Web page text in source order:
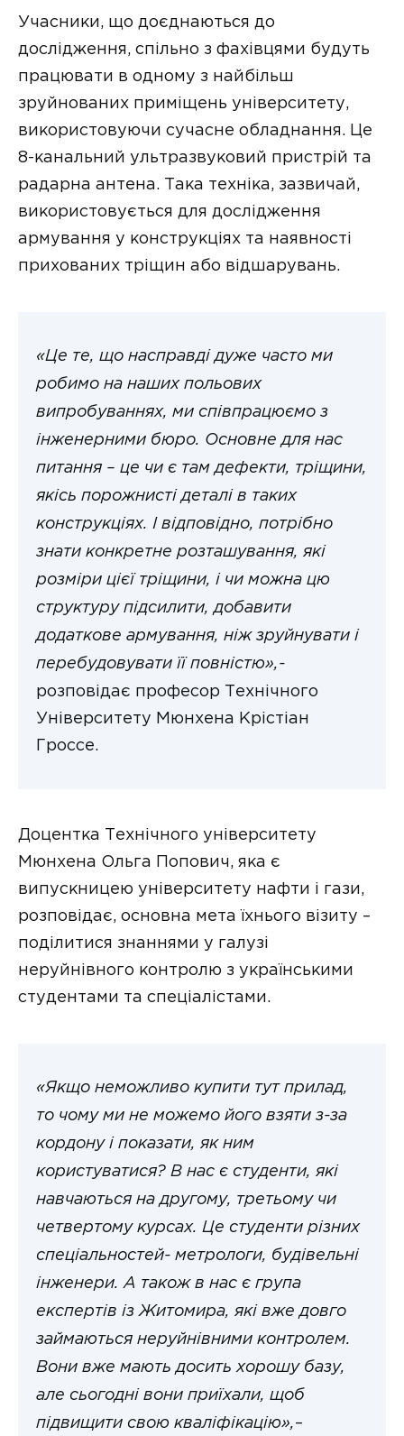
Учасники, що доєднаються до
дослідження, спільно з фахівцями будуть
працювати в одному з найбільш
зруйнованих приміщень університету,
використовуючи сучасне обладнання. Це
8-канальний ультразвуковий пристрій та
радарна антена. Така техніка, зазвичай,
використовується для дослідження
армування у конструкціях та наявності
прихованих тріщин або відшарувань.
«Це те, що насправді дуже часто ми
робимо на наших польових
випробуваннях, ми співпрацюємо з
інженерними бюро. Основне для нас
питання – це чи є там дефекти, тріщини,
якісь порожнисті деталі в таких
конструкціях. І відповідно, потрібно
знати конкретне розташування, які
розміри цієї тріщини, і чи можна цю
структуру підсилити, добавити
додаткове армування, ніж зруйнувати і
перебудовувати її повністю»,-
розповідає професор Технічного
Університету Мюнхена Крістіан
Гроссе.
Доцентка Технічного університету
Мюнхена Ольга Попович, яка є
випускницею університету нафти і гази,
розповідає, основна мета їхнього візиту –
поділитися знаннями у галузі
неруйнівного контролю з українськими
студентами та спеціалістами.
«Якщо неможливо купити тут прилад,
то чому ми не можемо його взяти з-за
кордону і показати, як ним
користуватися? В нас є студенти, які
навчаються на другому, третьому чи
четвертому курсах. Це студенти різних
спеціальностей- метрологи, будівельні
інженери. А також в нас є група
експертів із Житомира, які вже довго
займаються неруйнівними контролем.
Вони вже мають досить хорошу базу,
але сьогодні вони приїхали, щоб
підвищити свою кваліфікацію»,–